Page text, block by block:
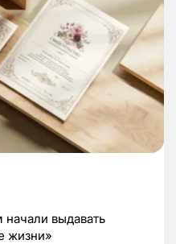
выдавать
жизни»